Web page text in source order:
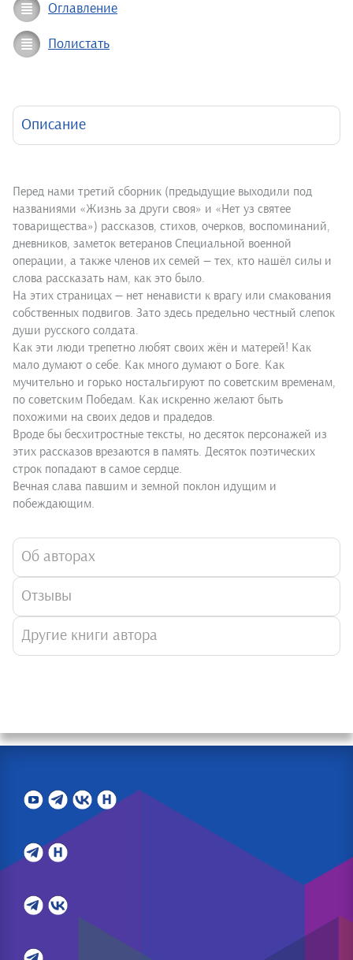
Оглавление
Полистать
Описание
Перед нами третий сборник (предыдущие выходили под
названиями «Жизнь за други своя» и «Нет уз святее
товарищества») рассказов, стихов, очерков, воспоминаний,
дневников, заметок ветеранов Специальной военной
операции, а также членов их семей — тех, кто нашёл силы и
слова рассказать нам, как это было.
На этих страницах — нет ненависти к врагу или смакования
собственных подвигов. Зато здесь предельно честный слепок
души русского солдата.
Как эти люди трепетно любят своих жён и матерей! Как
мало думают о себе. Как много думают о Боге. Как
мучительно и горько ностальгируют по советским временам,
по советским Победам. Как искренно желают быть
похожими на своих дедов и прадедов.
Вроде бы бесхитростные тексты, но десяток персонажей из
этих рассказов врезаются в память. Десяток поэтических
строк попадают в самое сердце.
Вечная слава павшим и земной поклон идущим и
побеждающим.
Об авторах
Отзывы
Другие книги автора